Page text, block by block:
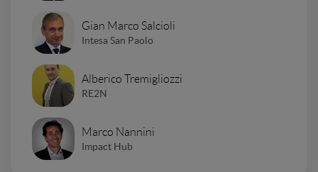
Gian Marco Salcioli
Intesa San Paolo
Alberico Tremigliozzi
RE2N
Marco Nannini
Impact Hub